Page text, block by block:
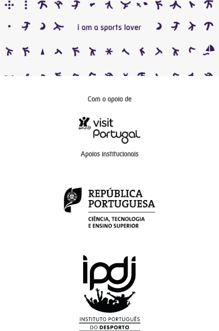
Com o apoio de
Apoios institucionais